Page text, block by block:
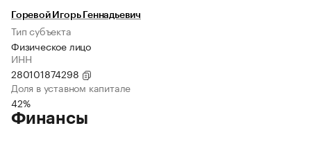
Горевой Игорь Геннадьевич
Тип субъекта
Физическое лицо
ИНН
280101874298
Доля в уставном капитале
42%
Финансы